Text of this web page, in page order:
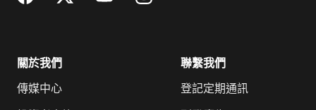
關於我們
傳媒中心
聯繫我們
登記定期通訊